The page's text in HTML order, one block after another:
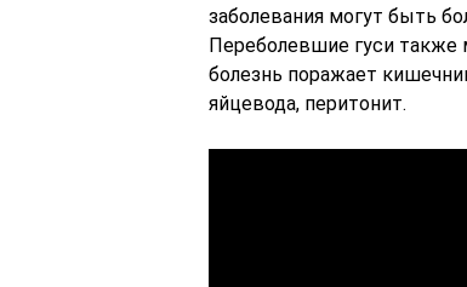
заболевания могут быть
Переболевшие гуси также
болезнь поражает
яйцевода, перитонит.